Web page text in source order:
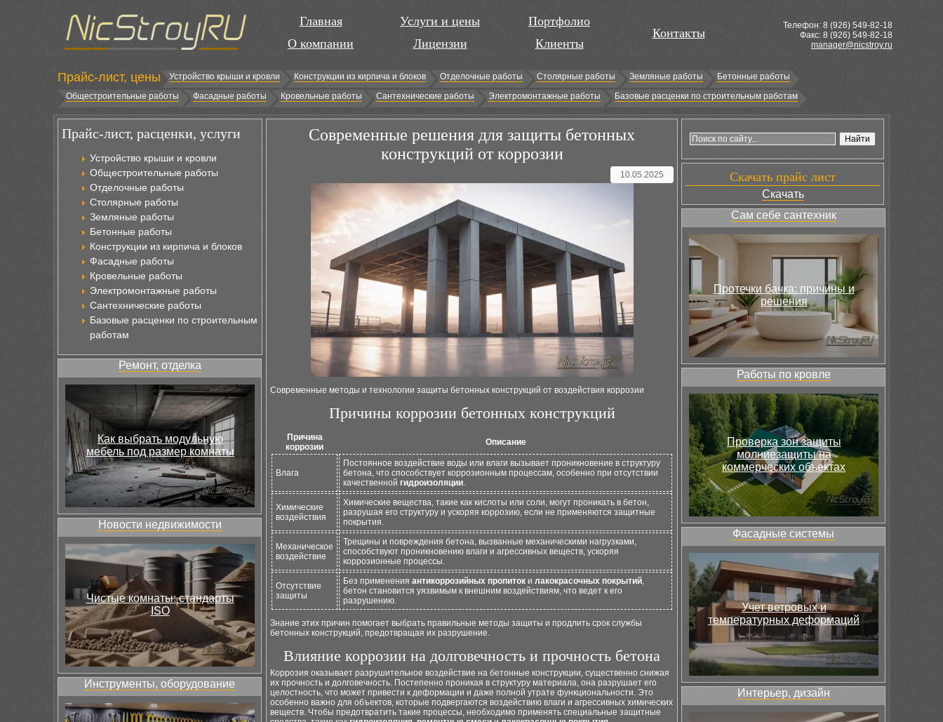
Главная
О компании
Услуги и цены
Лицензии
Портфолио
Клиенты
Контакты
Телефон: 8 (926) 549-82-18
Факс: 8 (926) 549-82-18
manager@nicstroy.ru
Прайс-лист, цены Устройство крыши и кровли Конструкции из кирпича и блоков Отделочные работы Столярные работы Земляные работы
Бетонные работы
Общестроительные работы
Фасадные работы Кровельные работы Сантехнические работы Электромонтажные работы Базовые расценки по строительным работам
Прайс-лист, расценки, услуги
Устройство крыши и кровли
Общестроительные работы
Отделочные работы
Столярные работы
Земляные работы
Бетонные работы
Конструкции из кирпича и блоков
Фасадные работы
Кровельные работы
Электромонтажные работы
Сантехнические работы
Базовые расценки по строительным
работам
Ремонт, отделка
Как выбрать модульную
мебель под размер комнаты
Новости недвижимости
Чистые комнаты: стандарты
ISO
Инструменты, оборудование
Современные решения для защиты бетонных
конструкций от коррозии
10.05.2025
Современные методы и технологии защиты бетонных конструкций от воздействия коррозии
Причины коррозии бетонных конструкций
Причина
коррозии
Описание
Влага
Постоянное воздействие воды или влаги вызывает проникновение в структуру
бетона, что способствует коррозионным процессам, особенно при отсутствии
качественной гидроизоляции.
Химические
воздействия
Химические вещества, такие как кислоты или соли, могут проникать в бетон,
разрушая его структуру и ускоряя коррозию, если не применяются защитные
покрытия.
Механическое
воздействие
Трещины и повреждения бетона, вызванные механическими нагрузками,
способствуют проникновению влаги и агрессивных веществ, ускоряя
коррозионные процессы.
Отсутствие
защиты
Без применения антикоррозийных пропиток и лакокрасочных покрытий,
бетон становится уязвимым к внешним воздействиям, что ведет к его
разрушению.
Знание этих причин помогает выбрать правильные методы защиты и продлить срок службы
бетонных конструкций, предотвращая их разрушение.
Влияние коррозии на долговечность и прочность бетона
Коррозия оказывает разрушительное воздействие на бетонные конструкции, существенно снижая
их прочность и долговечность. Постепенно проникая в структуру материала, она разрушает его
целостность, что может привести к деформации и даже полной утрате функциональности. Это
особенно важно для объектов, которые подвергаются воздействию влаги и агрессивных химических
веществ. Чтобы предотвратить такие процессы, необходимо применять специальные защитные
Скачать прайс лист
Скачать
Сам себе сантехник
Протечки бачка: причины и
решения
Работы по кровле
Проверка зон защиты
молниезащиты на
коммерческих объектах
Фасадные системы
Учет ветровых и
температурных деформаций
Интерьер, дизайн